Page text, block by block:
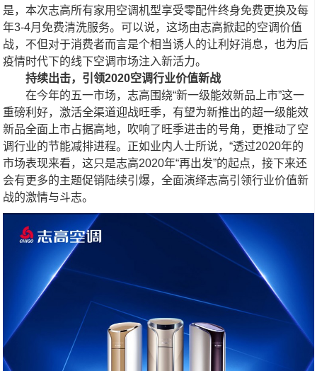
是，本次志高所有家用空调机型享受零配件终身免费更换及每
年3-4月免费清洗服务。可以说，这场由志高掀起的空调价值
战，不但对于消费者而言是个相当诱人的让利好消息，也为后
疫情时代下的线下空调市场注入新活力。
持续出击，引领2020空调行业价值新战
在今年的五一市场，志高围绕“新一级能效新品上市”这一
重磅利好，激活全渠道迎战旺季，有望为新推出的超一级能效
新品全面上市占据高地，吹响了旺季进击的号角，更推动了空
调行业的节能减排进程。正如业内人士所说，“透过2020年的
市场表现来看，这只是志高2020年“再出发”的起点，接下来还
会有更多的主题促销陆续引爆，全面演绎志高引领行业价值新
战的激情与斗志。